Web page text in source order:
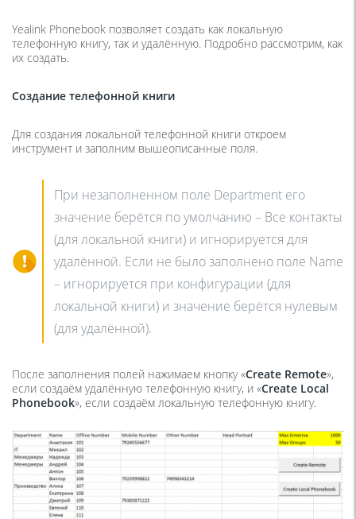
Yealink Phonebook позволяет создать как локальную
телефонную книгу, так и удалённую. Подробно рассмотрим, как
их создать.
Создание телефонной книги
Для создания локальной телефонной книги откроем
инструмент и заполним вышеописанные поля.
При незаполненном поле Department его
значение берётся по умолчанию – Все контакты
(для локальной книги) и игнорируется для
удалённой. Если не было заполнено поле Name
– игнорируется при конфигурации (для
локальной книги) и значение берётся нулевым
(для удалённой).
После заполнения полей нажимаем кнопку «Create Remote»,
если создаём удалённую телефонную книгу, и «Create Local
Phonebook», если создаём локальную телефонную книгу.